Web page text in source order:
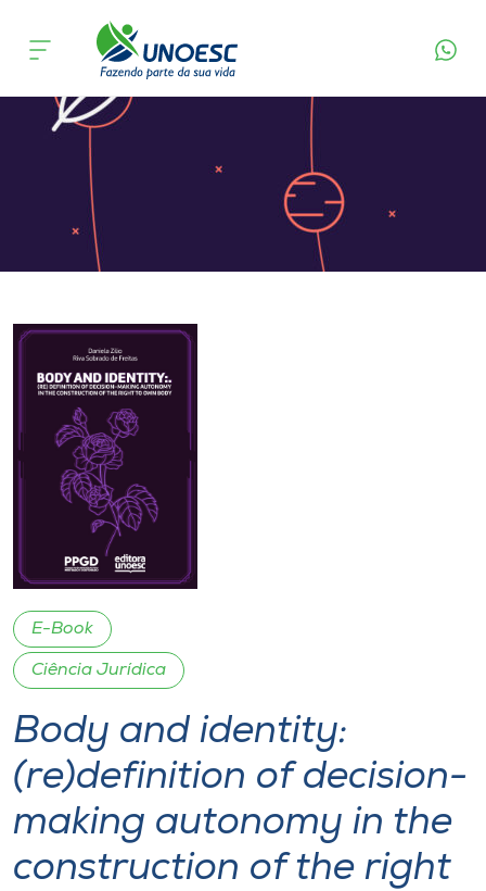
Cursos
Onde estamos
Atendimento ao Estudante
Unoesc
Internacionalização
Cultura
CPA
Biblioteca
Editora
E-Book
Ciência Jurídica
Body and identity:
(re)definition of decision-
making autonomy in the
construction of the right